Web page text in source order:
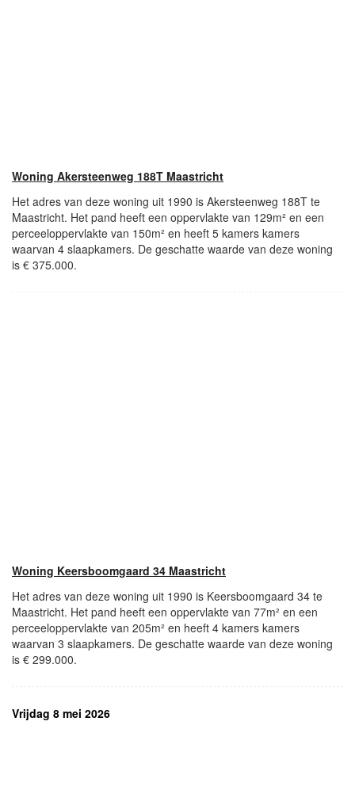
Woning Akersteenweg 188T Maastricht
Het adres van deze woning uit 1990 is Akersteenweg 188T te
Maastricht. Het pand heeft een oppervlakte van 129m² en een
perceeloppervlakte van 150m² en heeft 5 kamers kamers
waarvan 4 slaapkamers. De geschatte waarde van deze woning
is € 375.000.
Woning Keersboomgaard 34 Maastricht
Het adres van deze woning uit 1990 is Keersboomgaard 34 te
Maastricht. Het pand heeft een oppervlakte van 77m² en een
perceeloppervlakte van 205m² en heeft 4 kamers kamers
waarvan 3 slaapkamers. De geschatte waarde van deze woning
is € 299.000.
Vrijdag 8 mei 2026